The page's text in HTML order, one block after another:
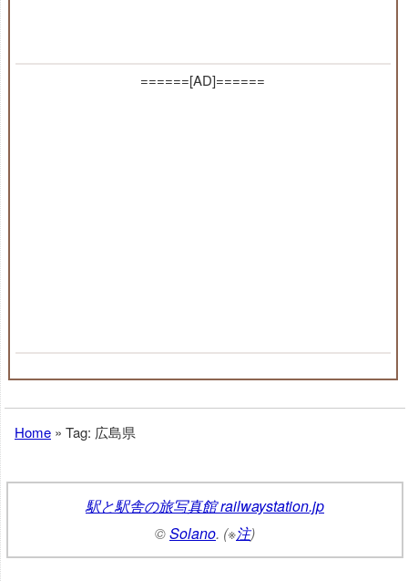
======[AD]======
Home » Tag: 広島県
駅と駅舎の旅写真館 railwaystation.jp
©Solano. (※注)